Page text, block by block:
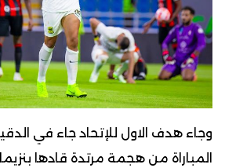
المباراة من هجمة مرتدة قادها